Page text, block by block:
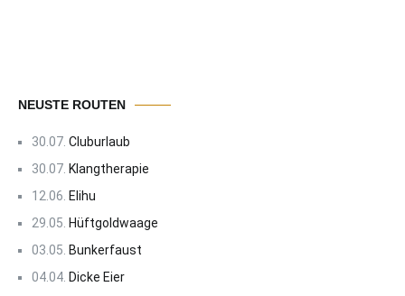
NEUSTE ROUTEN
30.07. Cluburlaub
30.07. Klangtherapie
12.06. Elihu
29.05. Hüftgoldwaage
03.05. Bunkerfaust
04.04. Dicke Eier